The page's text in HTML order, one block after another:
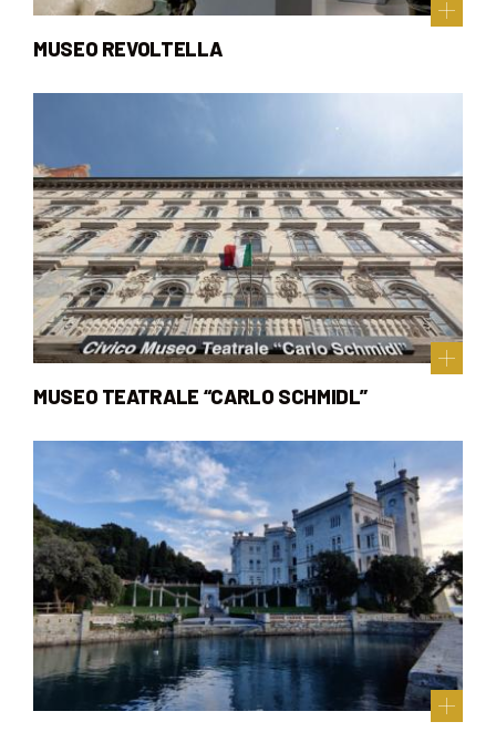
MUSEO REVOLTELLA
MUSEO TEATRALE “CARLO SCHMIDL”